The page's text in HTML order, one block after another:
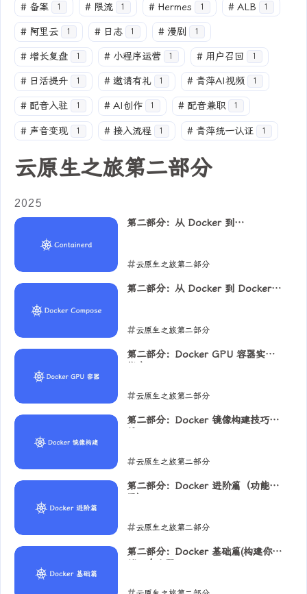
# 备案 1 # 限流 1 # Hermes 1 # ALB 1
# 阿里云 1 # 日志 1 # 漫剧 1
# 增长复盘 1 # 小程序运营 1 # 用户召回 1
# 日活提升 1 # 邀请有礼 1 # 青萍AI视频 1
# 配音入驻 1 # AI创作 1 # 配音兼职 1
# 声音变现 1 # 接入流程 1 # 青萍统一认证 1
云原生之旅第二部分
2025
第二部分：从 Docker 到
云原生之旅第二部分
2025-08-09
第二部分：从 Docker 到 Docker
云原生之旅第二部分
2025-08-08
第二部分：Docker GPU 容器实战
云原生之旅第二部分
2025-08-06
第二部分：Docker 镜像构建技巧实
云原生之旅第二部分
2025-08-05
第二部分：Docker 进阶篇（功能拓
云原生之旅第二部分
2025-08-04
第二部分：Docker 基础篇(构建你的